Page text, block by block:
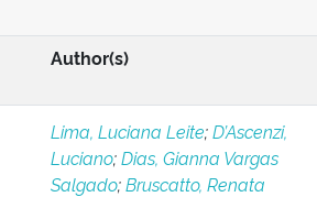
Author(s)
Lima, Luciana Leite;D’Ascenzi,
Luciano;Dias, Gianna Vargas
Salgado;Bruscatto, Renata